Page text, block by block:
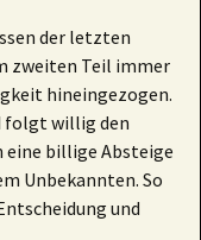
der letzten
zweiten Teil immer
hineingezogen.
folgt willig den
eine billige Absteige
Unbekannten. So
und